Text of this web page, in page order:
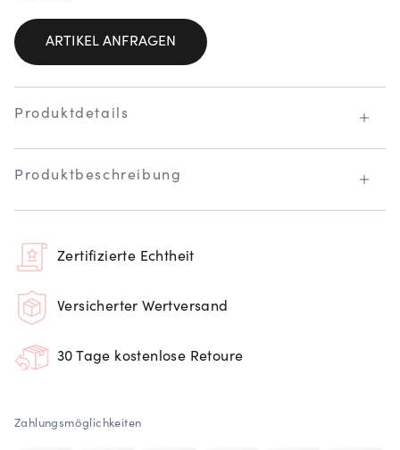
ARTIKEL ANFRAGEN
Produktdetails
Produktbeschreibung
Zertifizierte Echtheit
Versicherter Wertversand
30 Tage kostenlose Retoure
Zahlungsmöglichkeiten